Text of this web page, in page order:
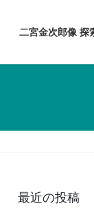
二宮金次郎像 探
最近の投稿